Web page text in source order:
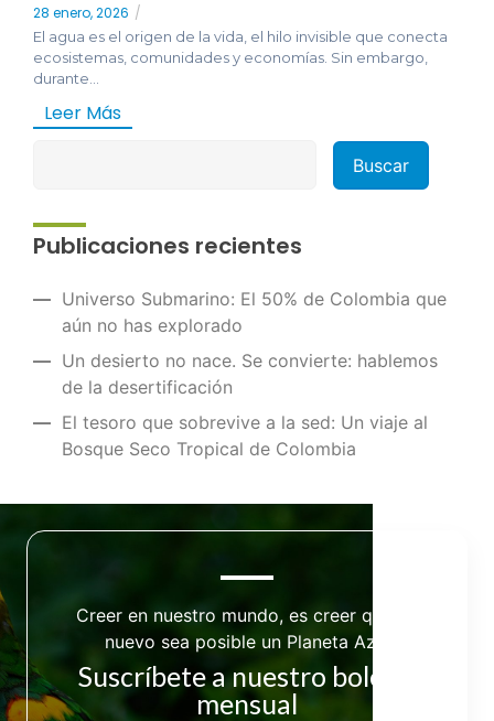
28 enero, 2026 /
El agua es el origen de la vida, el hilo invisible que conecta
ecosistemas, comunidades y economías. Sin embargo,
durante...
Leer Más
Publicaciones recientes
Universo Submarino: El 50% de Colombia que
aún no has explorado
Un desierto no nace. Se convierte: hablemos
de la desertificación
El tesoro que sobrevive a la sed: Un viaje al
Bosque Seco Tropical de Colombia
Creer en nuestro mundo, es creer que de
nuevo sea posible un Planeta Azul
Suscríbete a nuestro boletín
mensual